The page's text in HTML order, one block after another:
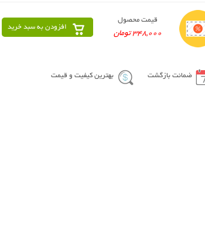
قیمت محصول
348,000 تومان
افزودن به سبد خرید
ضمانت بازگشت بهترین کیفیت و قیمت